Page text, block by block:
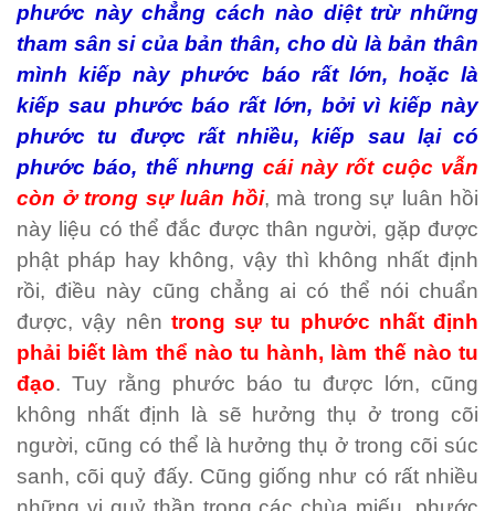
phước này chẳng cách nào diệt trừ những
tham sân si của bản thân, cho dù là bản thân
mình kiếp này phước báo rất lớn, hoặc là
kiếp sau phước báo rất lớn, bởi vì kiếp này
phước tu được rất nhiều, kiếp sau lại có
phước báo, thế nhưng cái này rốt cuộc vẫn
còn ở trong sự luân hồi, mà trong sự luân hồi
này liệu có thể đắc được thân người, gặp được
phật pháp hay không, vậy thì không nhất định
rồi, điều này cũng chẳng ai có thể nói chuẩn
được, vậy nên trong sự tu phước nhất định
phải biết làm thể nào tu hành, làm thế nào tu
đạo. Tuy rằng phước báo tu được lớn, cũng
không nhất định là sẽ hưởng thụ ở trong cõi
người, cũng có thể là hưởng thụ ở trong cõi súc
sanh, cõi quỷ đấy. Cũng giống như có rất nhiều